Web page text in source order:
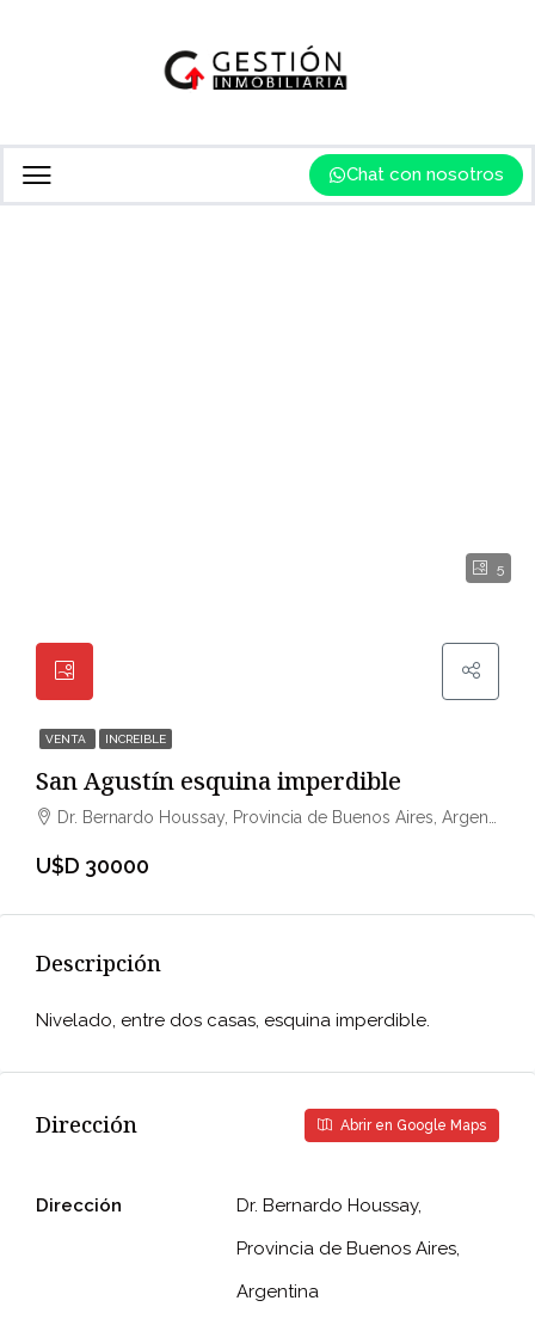
Chat con nosotros
5
VENTA INCREIBLE
San Agustín esquina imperdible
Dr. Bernardo Houssay, Provincia de Buenos Aires, Argentina
U$D 30000
Descripción
Nivelado, entre dos casas, esquina imperdible.
Dirección Abrir en Google Maps
Dirección
Dr. Bernardo Houssay,
Provincia de Buenos Aires,
Argentina